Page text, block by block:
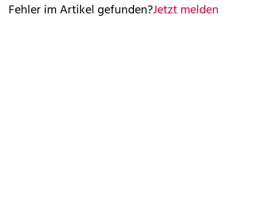
Fehler im Artikel gefunden?Jetzt melden